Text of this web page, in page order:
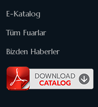
E-Katalog
Tüm Fuarlar
Bizden Haberler